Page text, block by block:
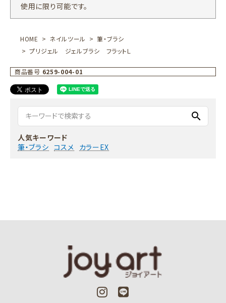
使用に限り可能です。
HOME ネイルツール
筆・ブラシ
プリジェル ジェルブラシ フラットＬ
商品番号 6259-004-01
search
人気キーワード
筆・ブラシ コスメ カラーEX